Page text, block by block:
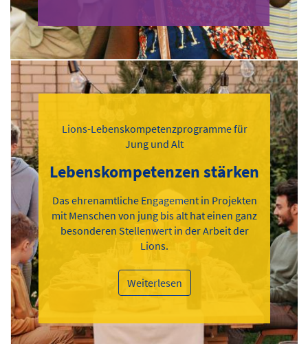
Lions-Lebenskompetenzprogramme für
Jung und Alt
Lebenskompetenzen stärken
Das ehrenamtliche Engagement in Projekten
mit Menschen von jung bis alt hat einen ganz
besonderen Stellenwert in der Arbeit der
Lions.
Weiterlesen